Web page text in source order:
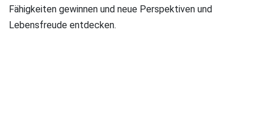
Fähigkeiten gewinnen und neue Perspektiven und
Lebensfreude entdecken.